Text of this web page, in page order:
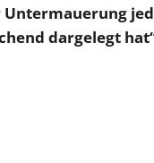
Untermauerung
dargelegt